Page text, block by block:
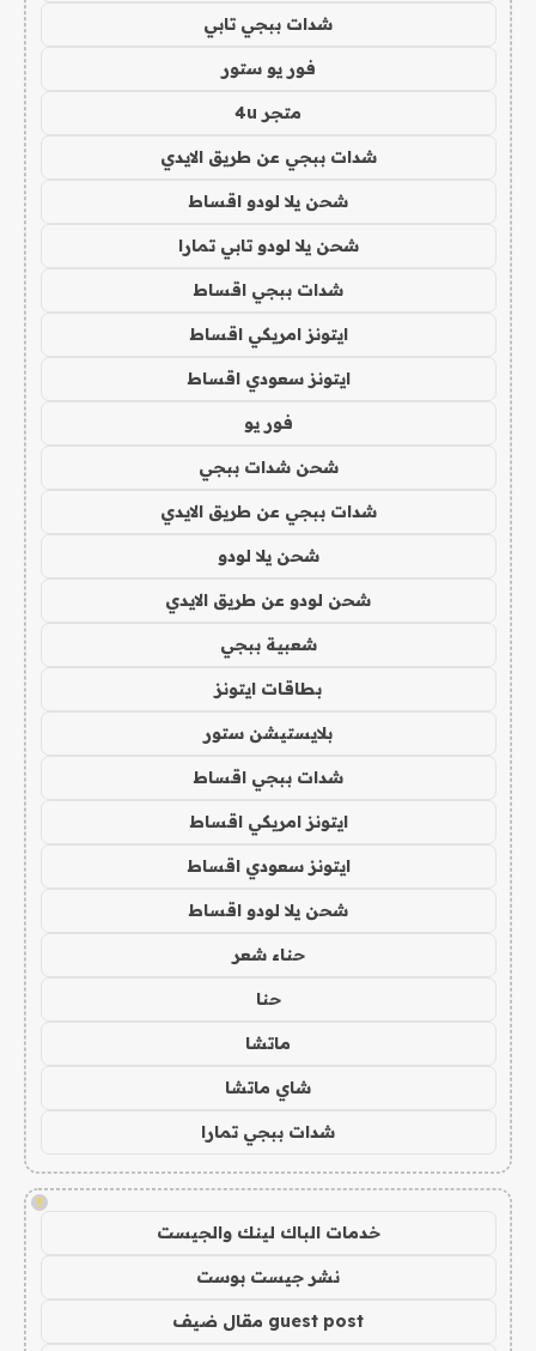
شدات ببجي تابي
فور يو ستور
متجر 4u
شدات ببجي عن طريق الايدي
شحن يلا لودو اقساط
شحن يلا لودو تابي تمارا
شدات ببجي اقساط
ايتونز امريكي اقساط
ايتونز سعودي اقساط
فور يو
شحن شدات ببجي
شدات ببجي عن طريق الايدي
شحن يلا لودو
شحن لودو عن طريق الايدي
شعبية ببجي
بطاقات ايتونز
بلايستيشن ستور
شدات ببجي اقساط
ايتونز امريكي اقساط
ايتونز سعودي اقساط
شحن يلا لودو اقساط
حناء شعر
حنا
ماتشا
شاي ماتشا
شدات ببجي تمارا
!
خدمات الباك لينك والجيست
نشر جيست بوست
guest post مقال ضيف